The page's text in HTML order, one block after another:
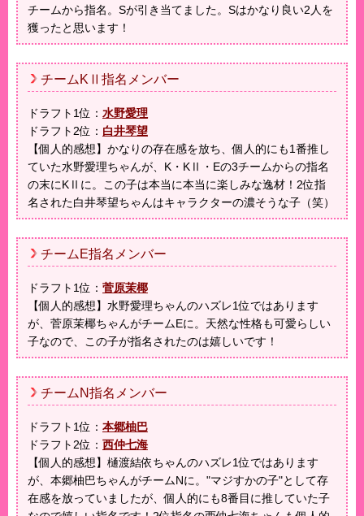
チームから指名。Sが引き当てました。Sはかなり良い2人を
獲ったと思います！
チームKⅡ指名メンバー
ドラフト1位： 水野愛理
ドラフト2位： 白井琴望
【個人的感想】かなりの存在感を放ち、個人的にも1番推し
ていた水野愛理ちゃんが、K・KⅡ・Eの3チームからの指名
の末にKⅡに。この子は本当に本当に楽しみな逸材！2位指
名された白井琴望ちゃんはキャラクターの濃そうな子（笑）
チームE指名メンバー
ドラフト1位： 菅原茉椰
【個人的感想】水野愛理ちゃんのハズレ1位ではあります
が、菅原茉椰ちゃんがチームEに。天然な性格も可愛らしい
子なので、この子が指名されたのは嬉しいです！
チームN指名メンバー
ドラフト1位： 本郷柚巴
ドラフト2位： 西仲七海
【個人的感想】樋渡結依ちゃんのハズレ1位ではあります
が、本郷柚巴ちゃんがチームNに。"マジすかの子"として存
在感を放っていましたが、個人的にも8番目に推していた子